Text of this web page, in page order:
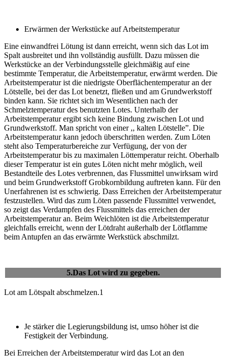
Erwärmen der Werkstücke auf Arbeitstemperatur
Eine einwandfrei Lötung ist dann erreicht, wenn sich das Lot im
Spalt ausbreitet und ihn vollständig ausfüllt. Dazu müssen die
Werkstücke an der Verbindungsstelle gleichmäßig auf eine
bestimmte Temperatur, die Arbeitstemperatur, erwärmt werden. Die
Arbeitstemperatur ist die niedrigste Oberflächentemperatur an der
Lötstelle, bei der das Lot benetzt, fließen und am Grundwerkstoff
binden kann. Sie richtet sich im Wesentlichen nach der
Schmelztemperatur des benutzten Lotes. Unterhalb der
Arbeitstemperatur ergibt sich keine Bindung zwischen Lot und
Grundwerkstoff. Man spricht von einer ,, kalten Lötstelle”. Die
Arbeitstemperatur kann jedoch überschritten werden. Zum Löten
steht also Temperaturbereiche zur Verfügung, der von der
Arbeitstemperatur bis zu maximalen Löttemperatur reicht. Oberhalb
dieser Temperatur ist ein gutes Löten nicht mehr möglich, weil
Bestandteile des Lotes verbrennen, das Flussmittel unwirksam wird
und beim Grundwerkstoff Grobkornbildung auftreten kann. Für den
Unerfahrenen ist es schwierig. Dass Erreichen der Arbeitstemperatur
festzustellen. Wird das zum Löten passende Flussmittel verwendet,
so zeigt das Verdampfen des Flussmittels das erreichen der
Arbeitstemperatur an. Beim Weichlöten ist die Arbeitstemperatur
gleichfalls erreicht, wenn der Lötdraht außerhalb der Lötflamme
beim Antupfen an das erwärmte Werkstück abschmilzt.
5.Das Lot wird zu gegeben.
Lot am Lötspalt abschmelzen.1
Je stärker die Legierungsbildung ist, umso höher ist die
Festigkeit der Verbindung.
Bei Erreichen der Arbeitstemperatur wird das Lot an den